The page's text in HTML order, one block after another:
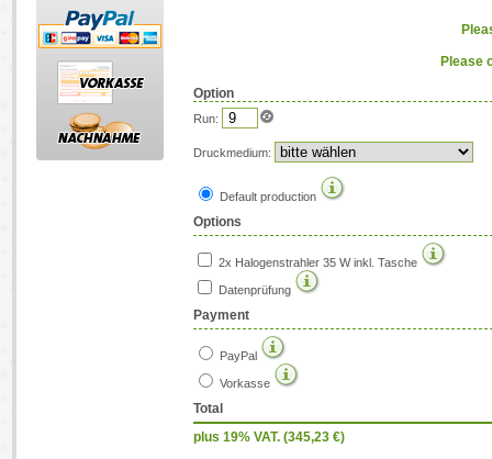
Please
Option
Run:
Druckmedium:
Default production
Options
2x Halogenstrahler 35 W inkl. Tasche
Datenprüfung
Payment
PayPal
Vorkasse
Total
plus 19% VAT. (345,23 €)